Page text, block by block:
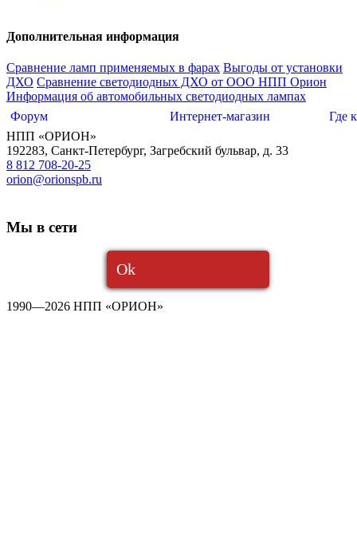
Дополнительная информация
Сравнение ламп применяемых в фарах Выгоды от установки
ДХО Сравнение светодиодных ДХО от ООО НПП Орион
Информация об автомобильных светодиодных лампах
Форум
Интернет-магазин
Где
НПП «ОРИОН»
192283, Санкт-Петербург, Загребский бульвар, д. 33
8 812 708-20-25
orion@orionspb.ru
Мы в сети
1990—2026 НПП «ОРИОН»
Ok